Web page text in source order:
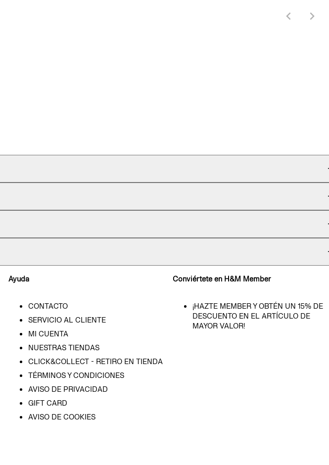
Ayuda
CONTACTO
SERVICIO AL CLIENTE
MI CUENTA
NUESTRAS TIENDAS
CLICK&COLLECT - RETIRO EN TIENDA
TÉRMINOS Y CONDICIONES
AVISO DE PRIVACIDAD
GIFT CARD
AVISO DE COOKIES
Conviértete en H&M Member
¡HAZTE MEMBER Y OBTÉN UN 15% DE
DESCUENTO EN EL ARTÍCULO DE
MAYOR VALOR!